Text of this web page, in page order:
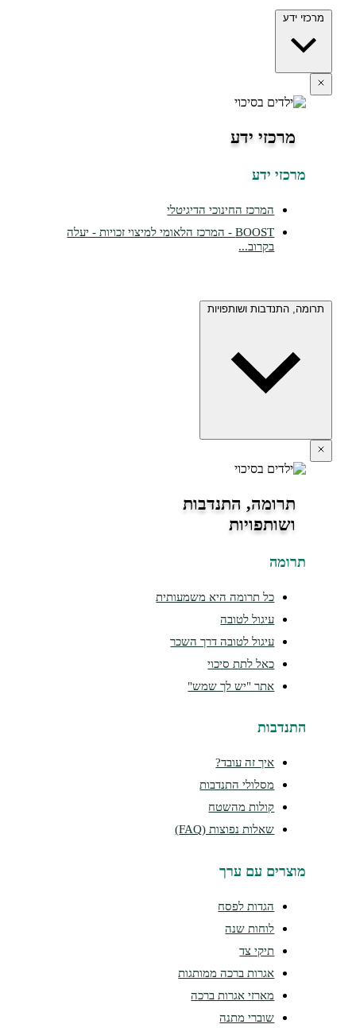
מרכזי ידע
מרכזי ידע
מרכזי ידע
המרכז החינוכי הדיגיטלי
BOOST - המרכז הלאומי למיצוי זכויות - יעלה
בקרוב...
תרומה, התנדבות ושותפויות
תרומה, התנדבות
ושותפויות
תרומה
כל תרומה היא משמעותית
עיגול לטובה
עיגול לטובה דרך השכר
כאל לתת סיכוי
אתר "יש לך שמש"
התנדבות
איך זה עובד?
מסלולי התנדבות
קולות מהשטח
שאלות נפוצות (FAQ)
מוצרים עם ערך
הגדות לפסח
לוחות שנה
תיקי צד
אגרות ברכה ממותגות
מארזי אגרות ברכה
שוברי מתנה